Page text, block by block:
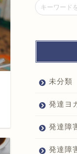
未分類
発達ヨ
発達障
発達障